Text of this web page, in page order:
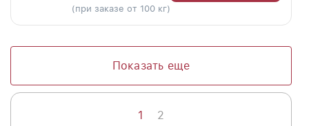
(при заказе от 100 кг)
Показать еще
1 2